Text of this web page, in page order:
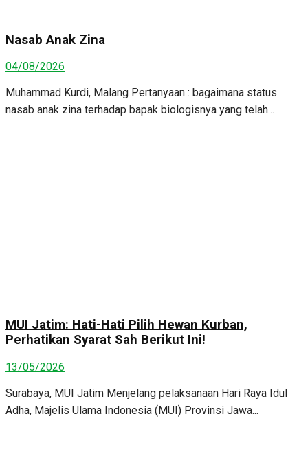
Nasab Anak Zina
04/08/2026
Muhammad Kurdi, Malang Pertanyaan : bagaimana status
nasab anak zina terhadap bapak biologisnya yang telah...
MUI Jatim: Hati-Hati Pilih Hewan Kurban,
Perhatikan Syarat Sah Berikut Ini!
13/05/2026
Surabaya, MUI Jatim Menjelang pelaksanaan Hari Raya Idul
Adha, Majelis Ulama Indonesia (MUI) Provinsi Jawa...